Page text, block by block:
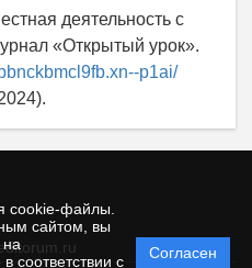
cookie-файлы.
сайтом, вы
на
соответствии с
Согласен
деятельность с
«Открытый урок».
p1ai/